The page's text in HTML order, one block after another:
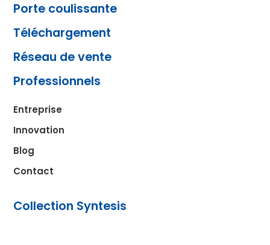
Porte coulissante
Téléchargement
Réseau de vente
Professionnels
Entreprise
Innovation
Blog
Contact
Collection Syntesis